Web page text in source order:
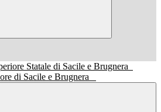
di Sacile e Brugnera